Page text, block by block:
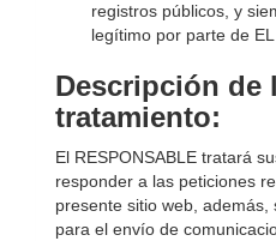
registros públicos, y
legítimo por parte de
Descripción de
tratamiento:
El RESPONSABLE tratará
responder a las peticiones
presente sitio web,
para el envío de